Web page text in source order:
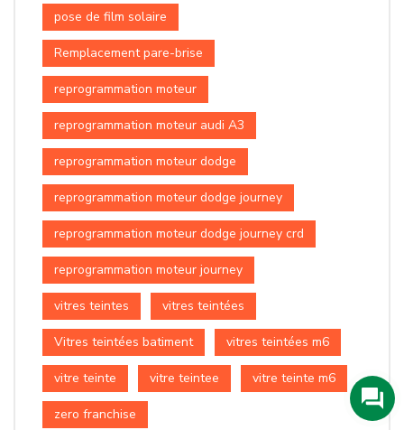
pose de film solaire
Remplacement pare-brise
reprogrammation moteur
reprogrammation moteur audi A3
reprogrammation moteur dodge
reprogrammation moteur dodge journey
reprogrammation moteur dodge journey crd
reprogrammation moteur journey
vitres teintes vitres teintées
Vitres teintées batiment vitres teintées m6
vitre teinte vitre teintee vitre teinte m6
zero franchise